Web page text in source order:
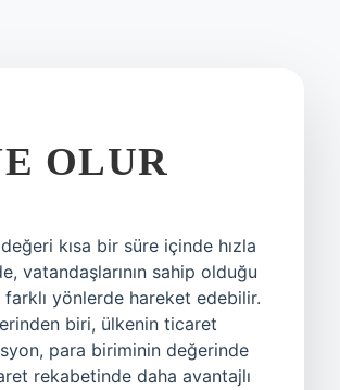
OLUR
kısa bir süre içinde hızla
vatandaşlarının sahip olduğu
yönlerde hareket edebilir.
biri, ülkenin ticaret
para biriminin değerinde
rekabetinde daha avantajlı